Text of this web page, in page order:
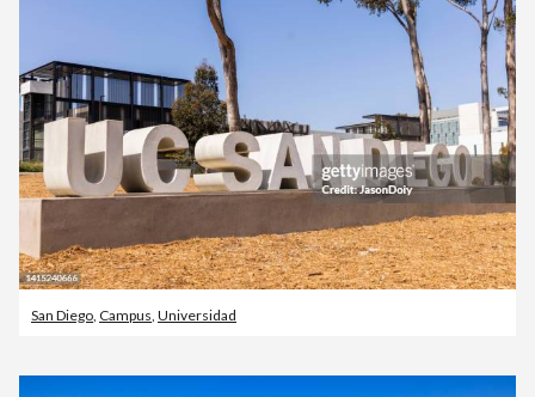
San Diego, Campus, Universidad